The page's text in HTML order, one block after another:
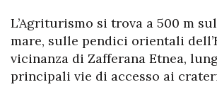
L’Agriturismo si trova a 500 m
mare, sulle pendici orientali
vicinanza di Zafferana Etnea,
principali vie di accesso ai